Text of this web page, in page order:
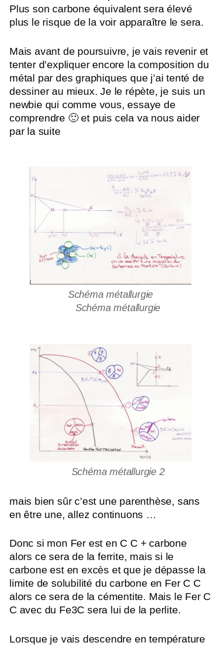
Plus son carbone équivalent sera élevé
plus le risque de la voir apparaître le sera.
Mais avant de poursuivre, je vais revenir et
tenter d’expliquer encore la composition du
métal par des graphiques que j’ai tenté de
dessiner au mieux. Je le répète, je suis un
newbie qui comme vous, essaye de
comprendre 🙂 et puis cela va nous aider
par la suite
Schéma métallurgie
Schéma métallurgie
Schéma métallurgie 2
mais bien sûr c’est une parenthèse, sans
en être une, allez continuons …
Donc si mon Fer est en C C + carbone
alors ce sera de la ferrite, mais si le
carbone est en excès et que je dépasse la
limite de solubilité du carbone en Fer C C
alors ce sera de la cémentite. Mais le Fer C
C avec du Fe3C sera lui de la perlite.
Lorsque je vais descendre en température